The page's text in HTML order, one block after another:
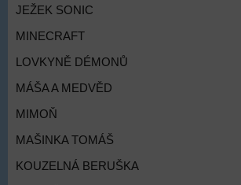
JEŽEK SONIC
MINECRAFT
LOVKYNĚ DÉMONŮ
MÁŠA A MEDVĚD
MIMOŇ
MAŠINKA TOMÁŠ
KOUZELNÁ BERUŠKA